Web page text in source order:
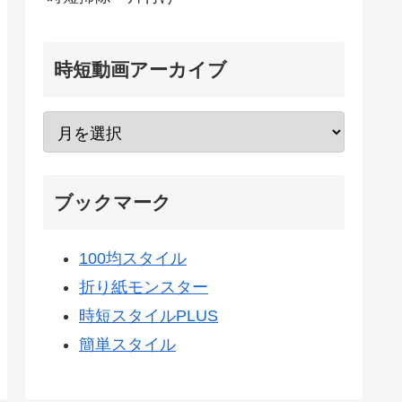
時短動画アーカイブ
ブックマーク
100均スタイル
折り紙モンスター
時短スタイルPLUS
簡単スタイル